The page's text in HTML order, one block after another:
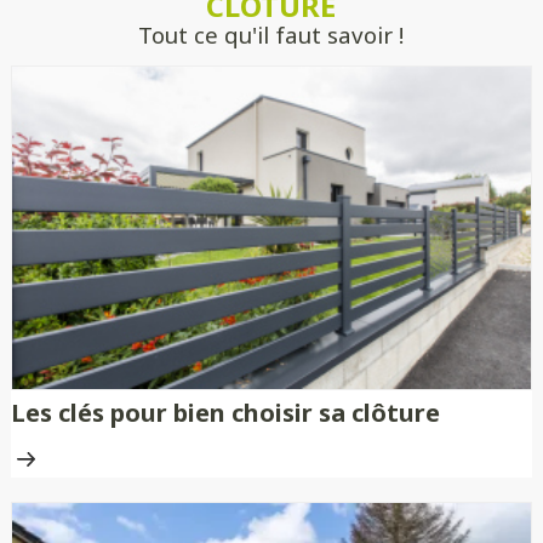
engagement.
Tout ce qu'il faut savoir !
Les clés pour bien choisir sa clôture